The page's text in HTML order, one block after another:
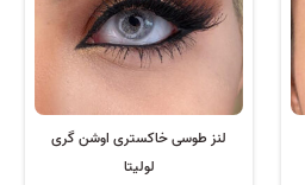
لنز طوسی خاکستری اوشن گری
لولیتا